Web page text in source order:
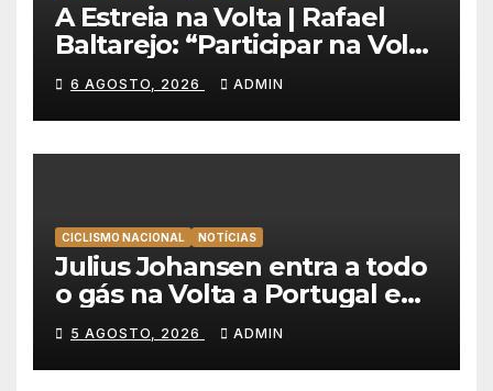
A Estreia na Volta | Rafael
Baltarejo: “Participar na Volta
a Portugal é o sonho de
qualquer ciclista”
6 AGOSTO, 2026 ADMIN
CICLISMO NACIONAL NOTÍCIAS
Julius Johansen entra a todo
o gás na Volta a Portugal e
lidera dobradinha da UAE
Team Emirates em Lisboa
5 AGOSTO, 2026 ADMIN